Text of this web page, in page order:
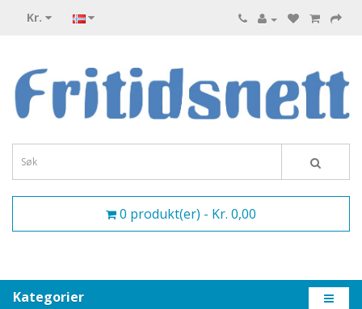
Kr.
0 produkt(er) - Kr. 0,00
Kategorier